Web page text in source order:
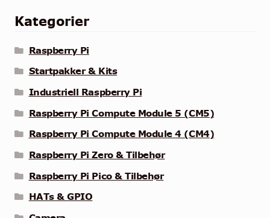
Kategorier
Raspberry Pi
Startpakker & Kits
Industriell Raspberry Pi
Raspberry Pi Compute Module 5 (CM5)
Raspberry Pi Compute Module 4 (CM4)
Raspberry Pi Zero & Tilbehør
Raspberry Pi Pico & Tilbehør
HATs & GPIO